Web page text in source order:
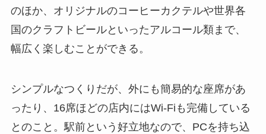
のほか、 オリジナルのコーヒーカクテルや世界各
国のクラフトビールといったアルコール類まで、
幅広く楽しむことができる。
シンプルなつくりだが、外にも簡易的な座席があ
ったり、16席ほどの店内にはWi-Fiも完備している
とのこと。駅前という好立地なので、PCを持ち込